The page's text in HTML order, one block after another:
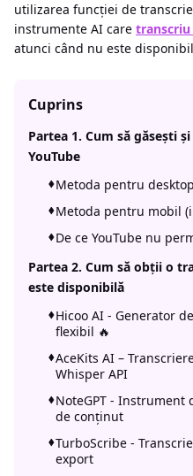
utilizarea funcției de
instrumente AI care transcriu
atunci când nu este
Cuprins
Partea 1. Cum să găsești
YouTube
Metoda pentru desktop
Metoda pentru mobil
De ce YouTube nu
Partea 2. Cum să obții o
este disponibilă
Hicoo AI - Generator
flexibil 🔥
AceKits AI –
Whisper API
NoteGPT - Instrument
de conținut
TurboScribe -
export